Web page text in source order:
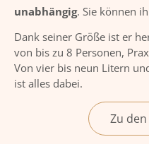
unabhängig. Sie können
Dank seiner Größe ist er
von bis zu 8 Personen,
Von vier bis neun Litern
ist alles dabei.
Zu